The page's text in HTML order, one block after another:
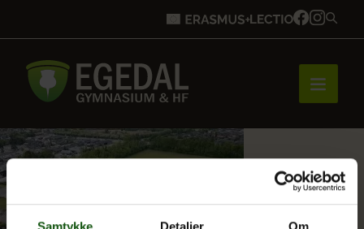
Samtykke Detaljer Om
Forside